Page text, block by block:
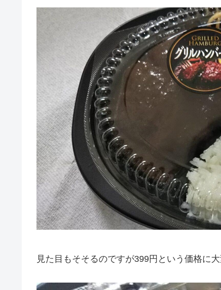
見た目もそそるのですが399円という価格に